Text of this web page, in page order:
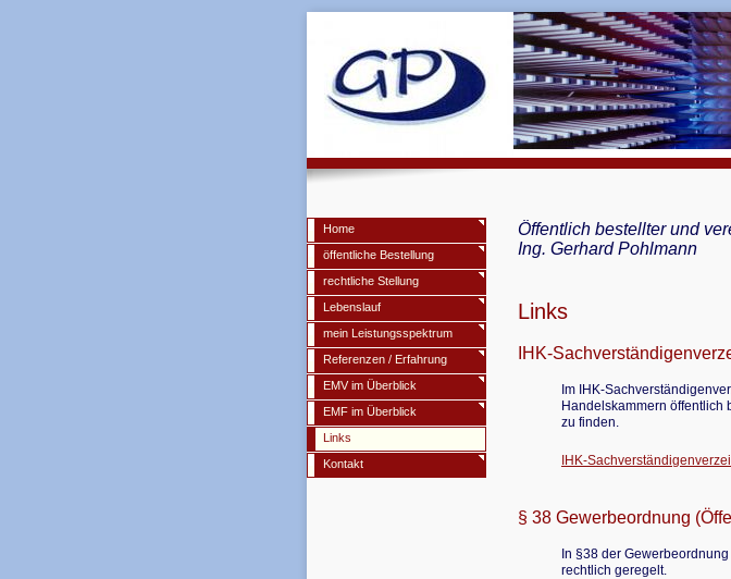
Home
öffentliche Bestellung
rechtliche Stellung
Lebenslauf
mein Leistungsspektrum
Referenzen / Erfahrung
EMV im Überblick
EMF im Überblick
Links
Kontakt
Öffentlich bestellter und
Ing. Gerhard Pohlmann
Links
IHK-
Im IHK-
Handelskammern öffentlich
zu finden.
IHK-
§ 38 Gewerbeordnung
In §38 der
rechtlich geregelt.